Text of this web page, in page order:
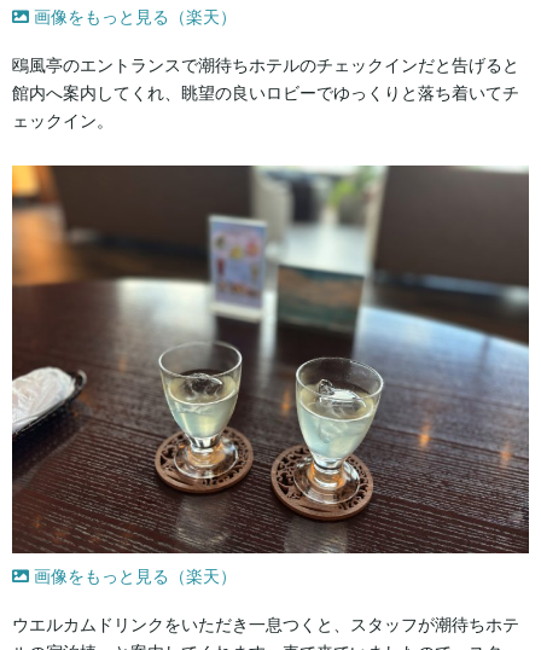
画像をもっと見る（楽天）
鴎風亭のエントランスで潮待ちホテルのチェックインだと告げると
館内へ案内してくれ、眺望の良いロビーでゆっくりと落ち着いてチ
ェックイン。
画像をもっと見る（楽天）
ウエルカムドリンクをいただき一息つくと、スタッフが潮待ちホテ